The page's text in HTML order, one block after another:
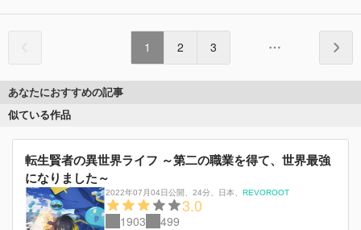
1 2 3
あなたにおすすめの記事
似ている作品
転生賢者の異世界ライフ ～第二の職業を得て、世界最強
になりました～
2022年07月04日公開 24分 日本 REVOROOT
3.0
1903 499